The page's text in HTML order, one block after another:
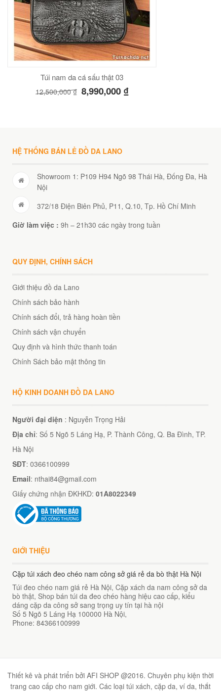
Túi nam da cá sấu thật 03
12,500,000₫ 8,990,000 ₫
HỆ THỐNG BÁN LẺ ĐỒ DA LANO
Showroom 1: P109 H94 Ngõ 98 Thái Hà, Đống Đa, Hà
Nội
372/18 Điện Biên Phủ, P11, Q.10, Tp. Hồ Chí Minh
Giờ làm việc : 9h – 21h30 các ngày trong tuần
QUY ĐỊNH, CHÍNH SÁCH
Giới thiệu đồ da Lano
Chính sách bảo hành
Chính sách đổi, trả hàng hoàn tiền
Chính sách vận chuyển
Quy định và hình thức thanh toán
Chính Sách bảo mật thông tin
HỘ KINH DOANH ĐỒ DA LANO
Người đại diện : Nguyễn Trọng Hải
Địa chỉ: Số 5 Ngõ 5 Láng Hạ, P. Thành Công, Q. Ba Đình, TP.
Hà Nội
SĐT: 0366100999
Email: nthai84@gmail.com
Giấy chứng nhận ĐKHKD: 01A8022349
GIỚI THIỆU
Cặp túi xách đeo chéo nam công sở giá rẻ da bò thật Hà Nội
Túi đeo chéo nam giá rẻ Hà Nội, Cặp xách da nam công sở da
bò thật, Shop bán túi da đeo chéo hàng hiệu cao cấp, kiểu
dáng cặp da công sở sang trọng uy tín tại hà nội
Số 5 Ngõ 5 Láng Hạ 100000 Hà Nội,
Phone: 84366100999
Thiết kê và phát triển bởi AFI SHOP @2016. Chuyên phụ kiện thời
trang cao cấp cho nam giới. Các loại túi xách, cặp da, ví da, thắt